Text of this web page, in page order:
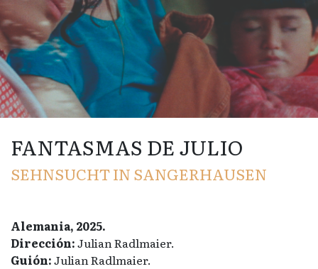
FANTASMAS DE JULIO
SEHNSUCHT IN SANGERHAUSEN
Alemania, 2025.
Dirección:Julian Radlmaier.
Guión:Julian Radlmaier.